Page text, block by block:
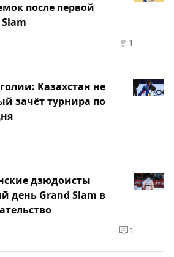
после первой
1
Казахстан не
зачёт турнира по
дзюдоисты
день Grand Slam в
1